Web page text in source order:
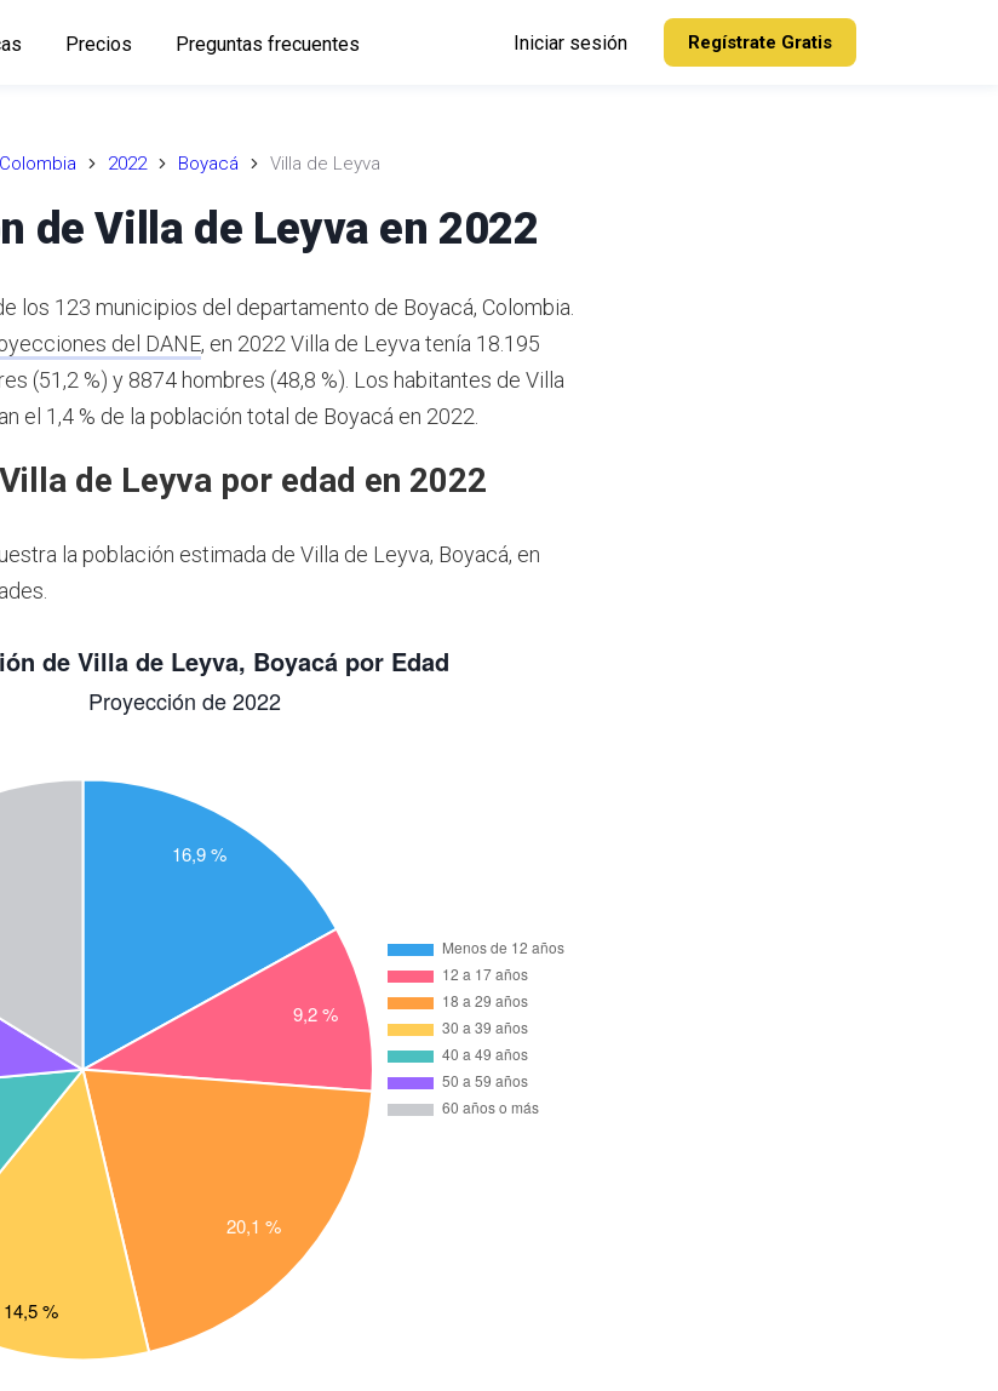
Precios Preguntas frecuentes Iniciar sesión Regístrate Gratis
Colombia 2022 Boyacá Villa de Leyva
de Villa de Leyva en 2022
los 123 municipios del departamento de Boyacá, Colombia.
del DANE, en 2022 Villa de Leyva tenía 18.195
(51,2 %) y 8874 hombres (48,8 %). Los habitantes de Villa
el 1,4 % de la población total de Boyacá en 2022.
de Leyva por edad en 2022
la población estimada de Villa de Leyva, Boyacá, en